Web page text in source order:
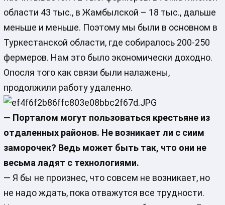
области 43 тыс., в Жамбылской – 18 тыс., дальше
меньше и меньше. Поэтому мы были в основном в
Туркестанской области, где собиралось 200-250
фермеров. Нам это было экономически доходно.
Опосля того как связи были налажены,
продолжили работу удаленно.
— Порталом могут пользоваться крестьяне из
отдаленных районов. Не возникает ли с сиим
заморочек? Ведь может быть так, что они не
весьма ладят с технологиями.
— Я бы не произнес, что совсем не возникает, но
не надо ждать, пока отважутся все трудности.